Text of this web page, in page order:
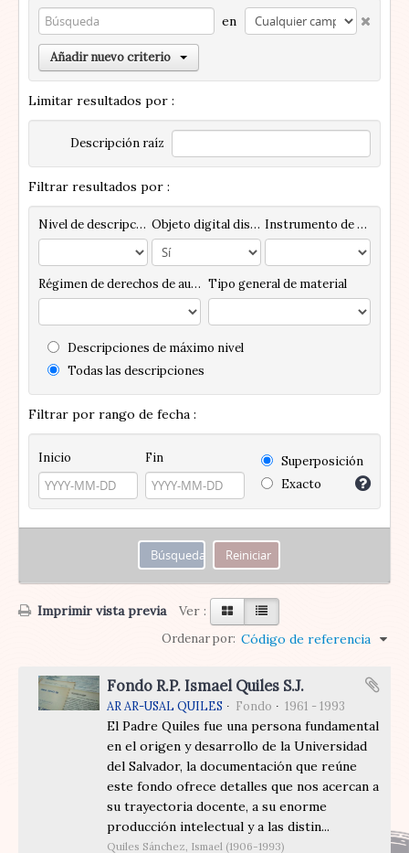
en
Añadir nuevo criterio
Limitar resultados por :
Descripción raíz
Filtrar resultados por :
Nivel de descripción Objeto digital disponibles Instrumento de descripción
Régimen de derechos de autor Tipo general de material
Descripciones de máximo nivel
Todas las descripciones
Filtrar por rango de fecha :
Inicio Fin
Superposición
Exacto
Imprimir vista previa Ver :
Ordenar por: Código de referencia
Fondo R.P. Ismael Quiles S.J.
AR AR-USAL QUILES Fondo 1961 - 1993
El Padre Quiles fue una persona fundamental
en el origen y desarrollo de la Universidad
del Salvador, la documentación que reúne
este fondo ofrece detalles que nos acercan a
su trayectoria docente, a su enorme
producción intelectual y a las distin...
Quiles Sánchez, Ismael (1906-1993)